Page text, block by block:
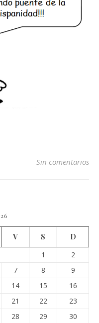
Sin comentarios
V S
D
1
2
7 8
9
14 15
16
21 22
23
28 29 30